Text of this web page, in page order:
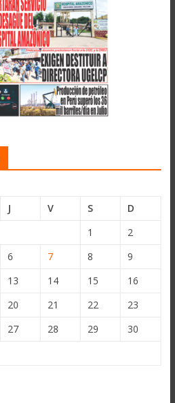
J V S
D
1
2
6 7 8
9
13 14 15
16
20 21 22
23
27 28 29
30